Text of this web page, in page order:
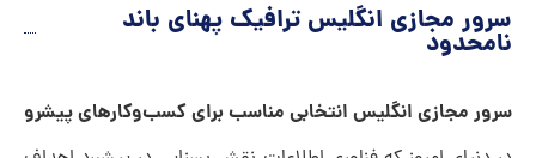
سرور مجازی انگلیس ترافیک پهنای باند
نامحدود
سرور مجازی انگلیس انتخابی مناسب برای کسب‌وکارهای پیشرو